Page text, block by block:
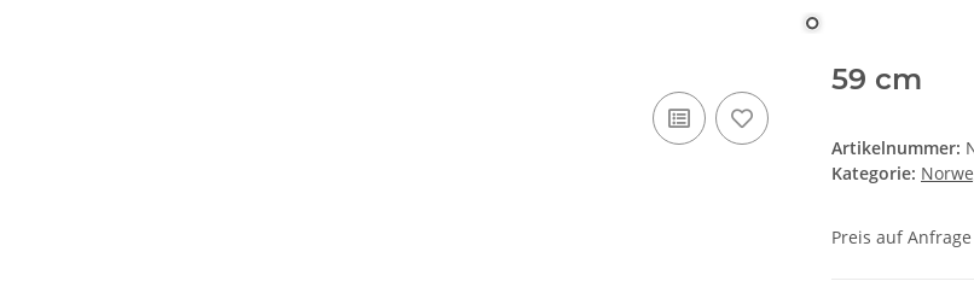
59 cm
Artikelnummer:
Kategorie:
Preis auf Anfrage